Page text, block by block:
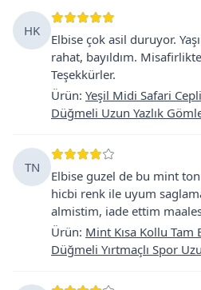
HK
Elbise çok asil duruyor.
rahat, bayıldım.
Teşekkürler.
Ürün: Yeşil Midi Safari
Düğmeli Uzun Yazlık
TN
Elbise guzel de bu mint
hicbi renk ile uyum
almistim, iade ettim
Ürün: Mint Kısa Kollu Tam
Düğmeli Yırtmaçlı Spor